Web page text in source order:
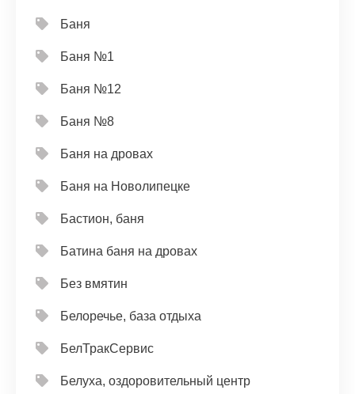
Баня
Баня №1
Баня №12
Баня №8
Баня на дровах
Баня на Новолипецке
Бастион, баня
Батина баня на дровах
Без вмятин
Белоречье, база отдыха
БелТракСервис
Белуха, оздоровительный центр